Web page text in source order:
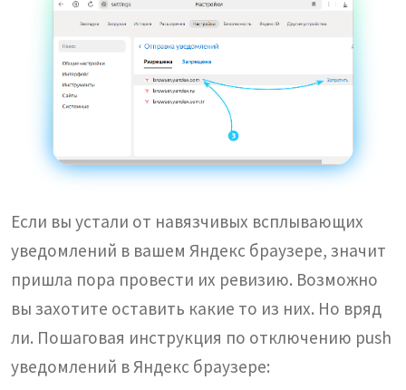
Если вы устали от навязчивых всплывающих
уведомлений в вашем Яндекс браузере, значит
пришла пора провести их ревизию. Возможно
вы захотите оставить какие то из них. Но вряд
ли. Пошаговая инструкция по отключению push
уведомлений в Яндекс браузере: